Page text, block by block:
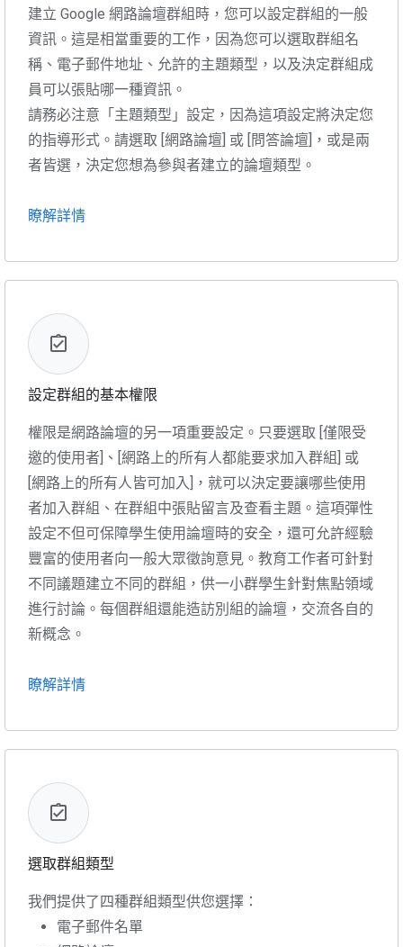
建立 Google 網路論壇群組時，您可以設定群組的一般
資訊。這是相當重要的工作，因為您可以選取群組名
稱、電子郵件地址、允許的主題類型，以及決定群組成
員可以張貼哪一種資訊。
請務必注意「主題類型」設定，因為這項設定將決定您
的指導形式。請選取 [網路論壇] 或 [問答論壇]，或是兩
者皆選，決定您想為參與者建立的論壇類型。
瞭解詳情
設定群組的基本權限
權限是網路論壇的另一項重要設定。只要選取 [僅限受
邀的使用者]、[網路上的所有人都能要求加入群組] 或
[網路上的所有人皆可加入]，就可以決定要讓哪些使用
者加入群組、在群組中張貼留言及查看主題。這項彈性
設定不但可保障學生使用論壇時的安全，還可允許經驗
豐富的使用者向一般大眾徵詢意見。教育工作者可針對
不同議題建立不同的群組，供一小群學生針對焦點領域
進行討論。每個群組還能造訪別組的論壇，交流各自的
新概念。
瞭解詳情
選取群組類型
我們提供了四種群組類型供您選擇：
電子郵件名單